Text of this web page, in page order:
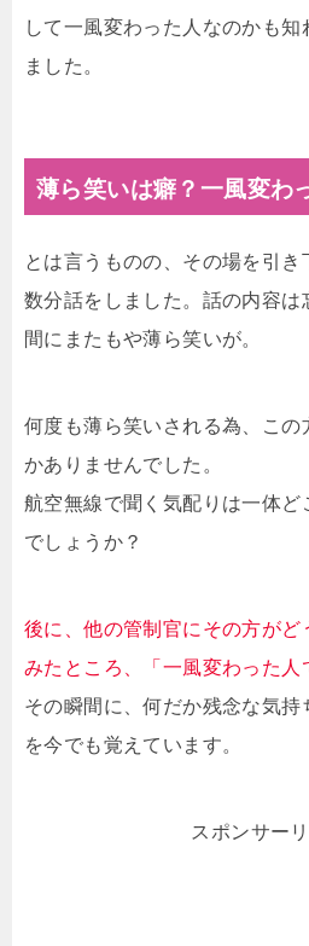
して一風変わった人なのかも
ました。
薄ら笑いは癖？一風変わ
とは言うものの、その場を引き
数分話をしました。話の内容は
間にまたもや薄ら笑いが。
何度も薄ら笑いされる為、この
かありませんでした。
航空無線で聞く気配りは一体ど
でしょうか？
後に、他の管制官にその方がど
みたところ、「一風変わった人
その瞬間に、何だか残念な気
を今でも覚えています。
スポンサー